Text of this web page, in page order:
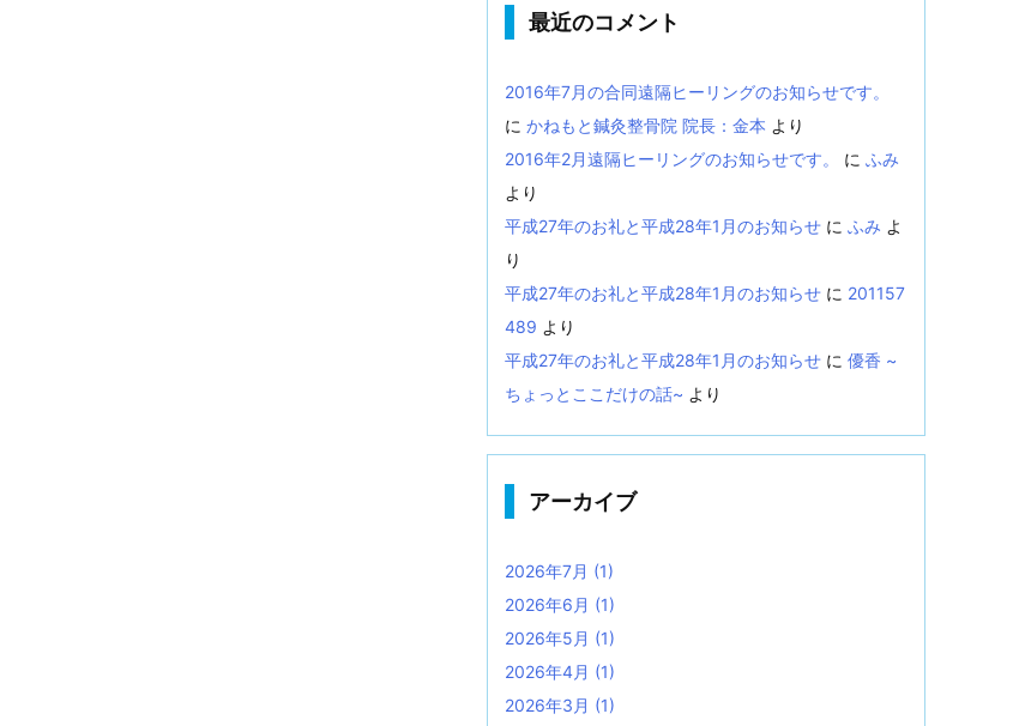
最近のコメント
2016年7月の合同遠隔ヒーリングのお知らせです。
に かねもと鍼灸整骨院 院長：金本 より
2016年2月遠隔ヒーリングのお知らせです。
に ふみ
より
平成27年のお礼と平成28年1月のお知らせ に ふみ よ
り
平成27年のお礼と平成28年1月のお知らせ に 201157
489 より
平成27年のお礼と平成28年1月のお知らせ に 優香 ~
ちょっとここだけの話~ より
アーカイブ
2026年7月 (1)
2026年6月 (1)
2026年5月 (1)
2026年4月 (1)
2026年3月 (1)